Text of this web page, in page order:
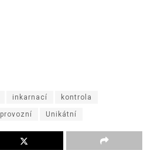
inkarnací kontrola
provozní Unikátní